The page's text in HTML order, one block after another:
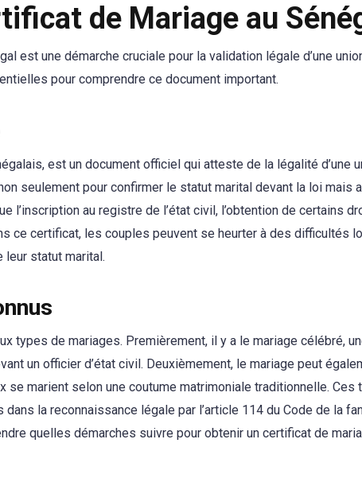
de Mariage au
est une démarche cruciale pour la validation légale d’une
pour comprendre ce document important.
est un document officiel qui atteste de la légalité d’une
seulement pour confirmer le statut marital devant la loi mais
au registre de l’état civil, l’obtention de certains
ce certificat, les couples peuvent se heurter à des difficultés
leur statut marital.
types de mariages. Premièrement, il y a le mariage célébré,
un officier d’état civil. Deuxièmement, le mariage peut
se marient selon une coutume matrimoniale traditionnelle. Ces
dans la reconnaissance légale par l’article 114 du Code de la
quelles démarches suivre pour obtenir un certificat de